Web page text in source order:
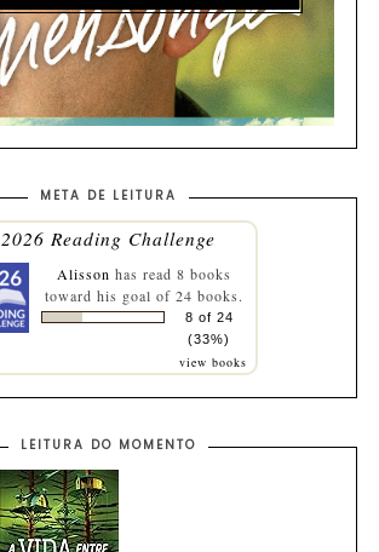
META DE LEITURA
2026 Reading Challenge
Alisson has read 8 books
toward his goal of 24 books.
8 of 24
(33%)
view books
LEITURA DO MOMENTO